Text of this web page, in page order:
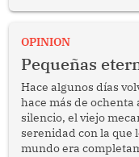
bimestrales el
reflexionar sobre la
públicas dirigidas a
OPINION
Pequeñas
Hace algunos días
hace más de ochenta
silencio, el viejo
serenidad con la que
mundo era